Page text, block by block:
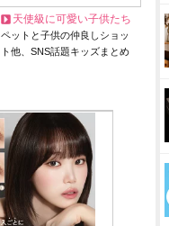
天使級に可愛い子供たち
ペットと子供の仲良しショッ
ト他、SNS話題キッズまとめ